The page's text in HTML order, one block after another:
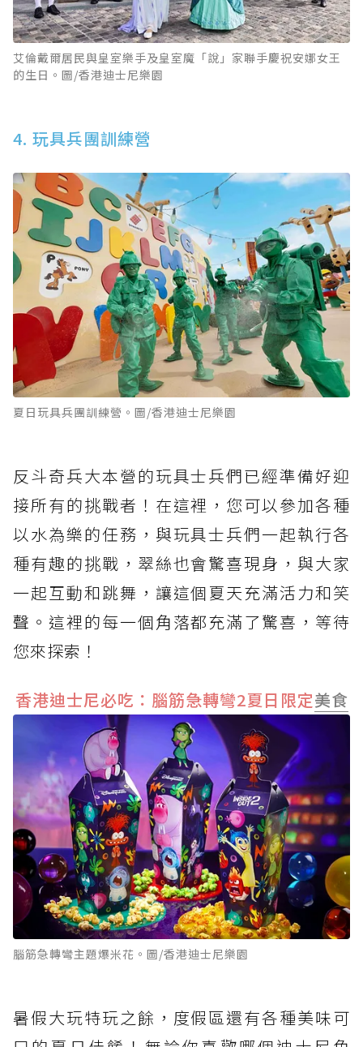
艾倫戴爾居民與皇室樂手及皇室魔「說」家聯手慶祝安娜女王
的生日。圖/香港迪士尼樂園
4. 玩具兵團訓練營
夏日玩具兵團訓練營。圖/香港迪士尼樂園
反斗奇兵大本營的玩具士兵們已經準備好迎
接所有的挑戰者！在這裡，您可以參加各種
以水為樂的任務，與玩具士兵們一起執行各
種有趣的挑戰，翠絲也會驚喜現身，與大家
一起互動和跳舞，讓這個夏天充滿活力和笑
聲。這裡的每一個角落都充滿了驚喜，等待
您來探索！
香港迪士尼必吃：腦筋急轉彎2夏日限定美食
腦筋急轉彎主題爆米花。圖/香港迪士尼樂園
暑假大玩特玩之餘，度假區還有各種美味可